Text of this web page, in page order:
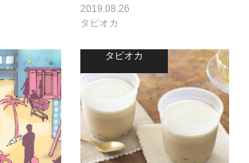
2019.08.26
タピオカ
タピオカ